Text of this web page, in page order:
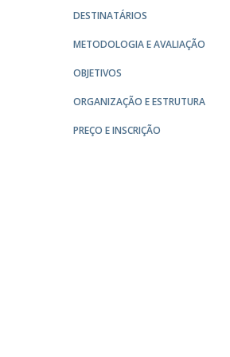
DESTINATÁRIOS
METODOLOGIA E AVALIAÇÃO
OBJETIVOS
ORGANIZAÇÃO E ESTRUTURA
PREÇO E INSCRIÇÃO